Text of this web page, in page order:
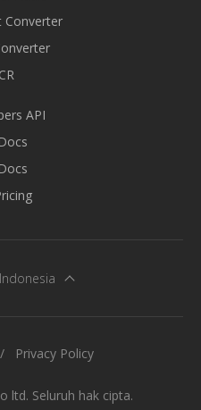
Converter
API
ltd. Seluruh hak cipta.
Privacy Policy